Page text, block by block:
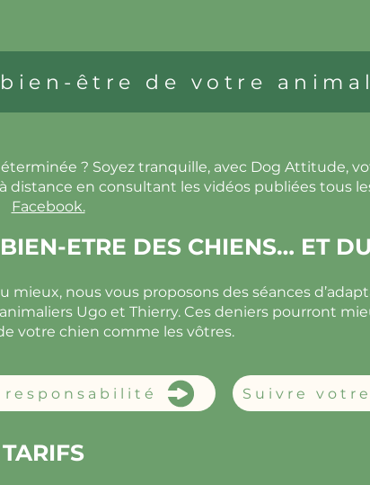
être de votre
? Soyez tranquille, avec Dog Attitude,
distance en consultant les vidéos publiées tous
Facebook.
ETRE DES CHIENS… ET
nous vous proposons des séances
Ugo et Thierry. Ces deniers pourront
votre chien comme les vôtres.
responsabilité Suivre
TARIFS